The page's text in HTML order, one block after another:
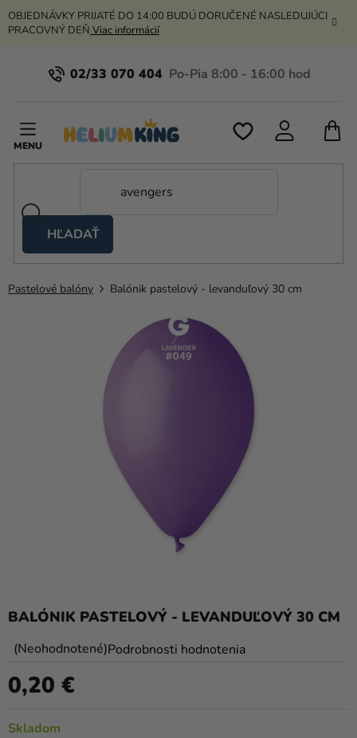
Prejsť
na
OBJEDNÁVKY PRIJATÉ DO 14:00 BUDÚ DORUČENÉ NASLEDUJÚCI
PRACOVNÝ DEŇ Viac informácií
02/33 070 404
HĽADAŤ
stany
Kanekalon
Oblečenie
Darčeky
a merch
Pastelové balóny Balónik pastelový - levanduľový 30 cm
BALÓNIK PASTELOVÝ - LEVANDUĽOVÝ 30 CM
Priemerné
produktu
0,0
NeohodnotenéPodrobnosti hodnotenia
Skladom
0,20 €